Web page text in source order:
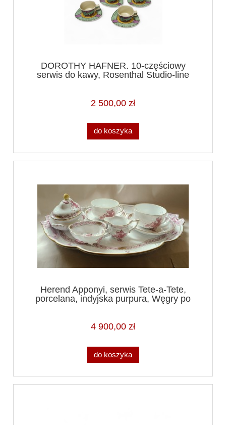
DOROTHY HAFNER. 10-częściowy
serwis do kawy, Rosenthal Studio-line
2 500,00 zł
do koszyka
Herend Apponyi, serwis Tete-a-Tete,
porcelana, indyjska purpura, Węgry po
4 900,00 zł
do koszyka